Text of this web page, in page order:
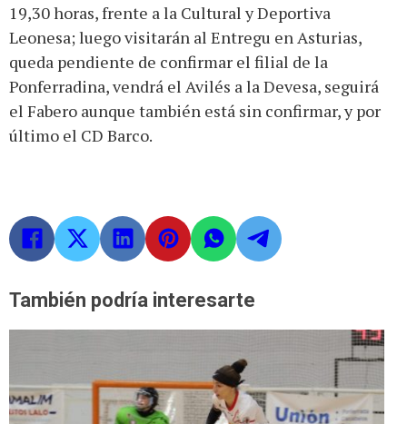
19,30 horas, frente a la Cultural y Deportiva
Leonesa; luego visitarán al Entregu en Asturias,
queda pendiente de confirmar el filial de la
Ponferradina, vendrá el Avilés a la Devesa, seguirá
el Fabero aunque también está sin confirmar, y por
último el CD Barco.
También podría interesarte